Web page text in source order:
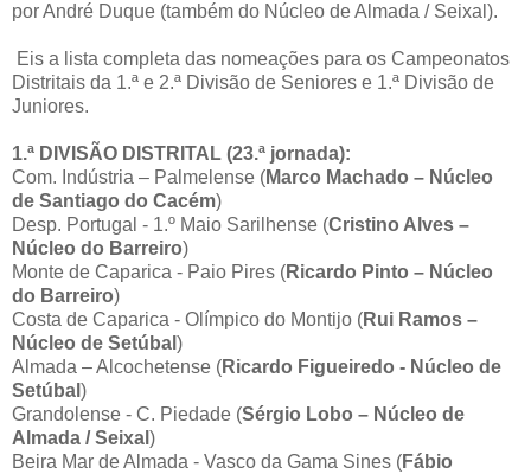
por André Duque (também do Núcleo de Almada / Seixal).
Eis a lista completa das nomeações para os Campeonatos
Distritais da 1.ª e 2.ª Divisão de Seniores e 1.ª Divisão de
Juniores.
1.ª DIVISÃO DISTRITAL (23.ª jornada):
Com. Indústria – Palmelense (Marco Machado – Núcleo
de Santiago do Cacém)
Desp. Portugal - 1.º Maio Sarilhense (Cristino Alves –
Núcleo do Barreiro)
Monte de Caparica - Paio Pires (Ricardo Pinto – Núcleo
do Barreiro)
Costa de Caparica - Olímpico do Montijo (Rui Ramos –
Núcleo de Setúbal )
Almada – Alcochetense (Ricardo Figueiredo - Núcleo de
Setúbal )
Grandolense - C. Piedade (Sérgio Lobo – Núcleo de
Almada / Seixal )
Beira Mar de Almada - Vasco da Gama Sines (Fábio